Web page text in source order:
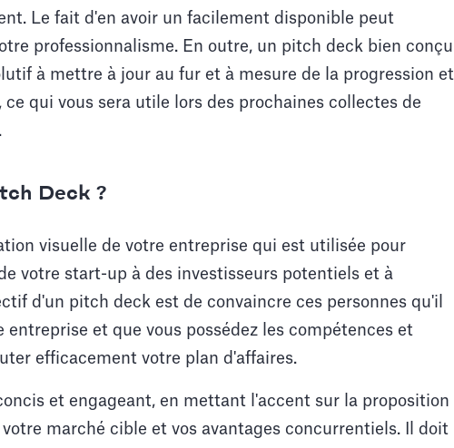
Le fait d'en avoir un facilement disponible peut
professionnalisme. En outre, un pitch deck bien conçu
à mettre à jour au fur et à mesure de la progression et
qui vous sera utile lors des prochaines collectes de
Deck ?
visuelle de votre entreprise qui est utilisée pour
votre start-up à des investisseurs potentiels et à
d'un pitch deck est de convaincre ces personnes qu'il
et que vous possédez les compétences et
efficacement votre plan d'affaires.
et engageant, en mettant l'accent sur la proposition
marché cible et vos avantages concurrentiels. Il doit